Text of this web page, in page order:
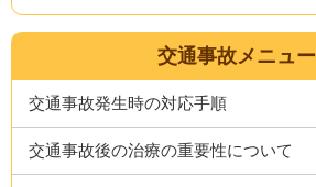
交通事故メニュー
交通事故発生時の対応手順
交通事故後の治療の重要性について